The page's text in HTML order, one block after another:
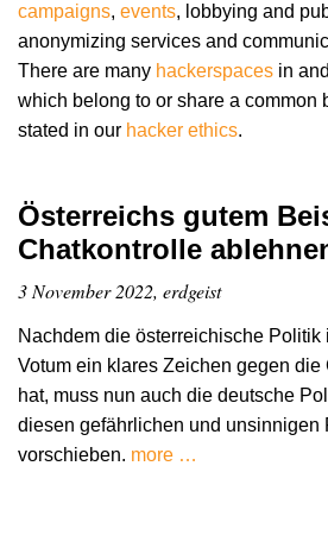
campaigns, events, lobbying and
anonymizing services and
There are many hackerspaces in
which belong to or share a common
stated in our hacker ethics.
Österreichs gutem
Chatkontrolle
3 November 2022, erdgeist
Nachdem die österreichische Politik
Votum ein klares Zeichen gegen die
hat, muss nun auch die deutsche
diesen gefährlichen und unsinnigen
vorschieben. more …